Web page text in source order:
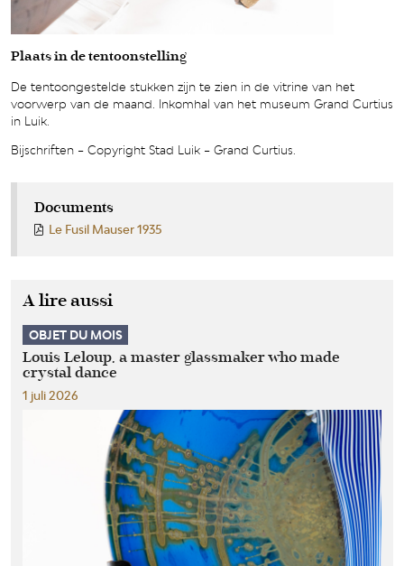
Plaats in de tentoonstelling
De tentoongestelde stukken zijn te zien in de vitrine van het
voorwerp van de maand. Inkomhal van het museum Grand Curtius
in Luik.
Bijschriften – Copyright Stad Luik – Grand Curtius.
Documents
Le Fusil Mauser 1935
A lire aussi
OBJET DU MOIS
Louis Leloup, a master glassmaker who made
crystal dance
1 juli 2026